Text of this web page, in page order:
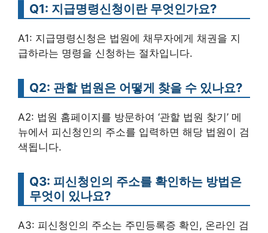
Q1: 지급명령신청이란 무엇인가요?
A1: 지급명령신청은 법원에 채무자에게 채권을 지
급하라는 명령을 신청하는 절차입니다.
Q2: 관할 법원은 어떻게 찾을 수 있나요?
A2: 법원 홈페이지를 방문하여 ‘관할 법원 찾기’ 메
뉴에서 피신청인의 주소를 입력하면 해당 법원이 검
색됩니다.
Q3: 피신청인의 주소를 확인하는 방법은
무엇이 있나요?
A3: 피신청인의 주소는 주민등록증 확인, 온라인 검